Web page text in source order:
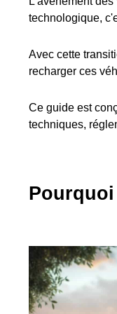
technologique,
Avec cette
recharger ces
Ce guide est
techniques,